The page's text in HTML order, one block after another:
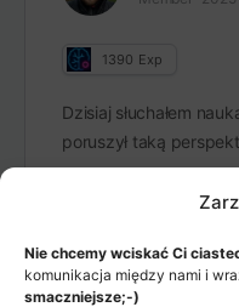
Nie chcemy wciskać Ci
komunikacja między nami i
smaczniejsze;-)
1390 Exp
Dzisiaj słuchałem
poruszył taką